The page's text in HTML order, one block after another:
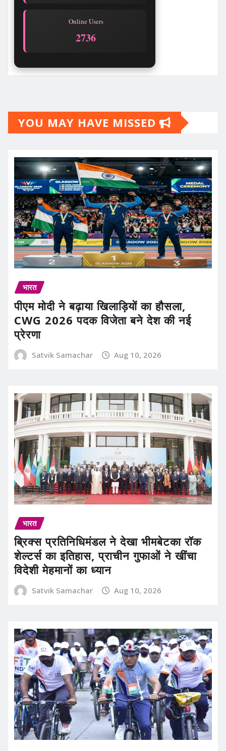
Online Users
2736
YOU MAY HAVE MISSED
भारत
पीएम मोदी ने बढ़ाया खिलाड़ियों का हौसला,
CWG 2026 पदक विजेता बने देश की नई
प्रेरणा
Satvik Samachar Aug 10, 2026
भारत
ब्रिक्स प्रतिनिधिमंडल ने देखा भीमबेटका रॉक
शेल्टर्स का इतिहास, प्राचीन गुफाओं ने खींचा
विदेशी मेहमानों का ध्यान
Satvik Samachar Aug 10, 2026